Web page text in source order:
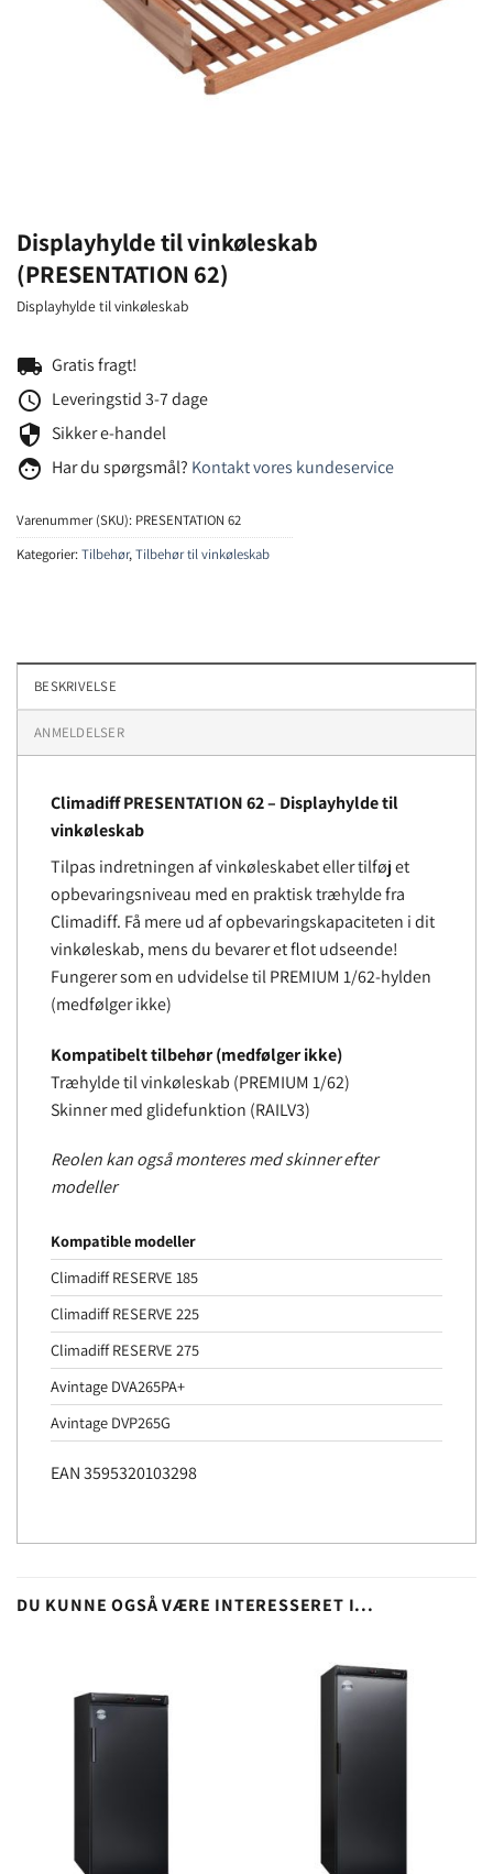
Displayhylde til vinkøleskab
(PRESENTATION 62)
Displayhylde til vinkøleskab
local_shipping Gratis fragt!
schedule Leveringstid 3-7 dage
security Sikker e-handel
face Har du spørgsmål? Kontakt vores kundeservice
Varenummer (SKU): PRESENTATION 62
Kategorier:Tilbehør,Tilbehør til vinkøleskab
BESKRIVELSE
ANMELDELSER
Climadiff PRESENTATION 62– Displayhyldetil
vinkøleskab
Tilpas indretningen af ​​vinkøleskabet eller tilføj et
opbevaringsniveau med en praktisk træhylde fra
Climadiff. Få mere ud af opbevaringskapaciteten i dit
vinkøleskab, mens du bevarer et flot udseende!
Fungerer som en udvidelse til PREMIUM 1/62-hylden
(medfølger ikke)
Kompatibelt tilbehør (medfølger ikke)
Træhylde til vinkøleskab (PREMIUM 1/62)
Skinner med glidefunktion (RAILV3)
Reolen kan også monteres med skinner efter
modeller
Kompatible modeller
Climadiff RESERVE 185
Climadiff RESERVE 225
Climadiff RESERVE 275
Avintage DVA265PA+
Avintage DVP265G
EAN 3595320103298
DU KUNNE OGSÅ VÆRE INTERESSERET I...